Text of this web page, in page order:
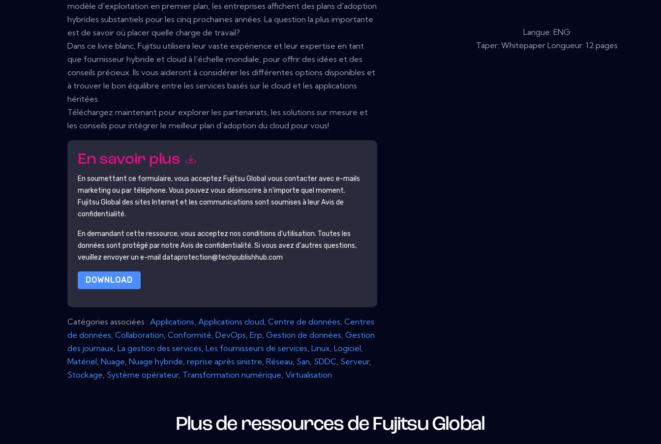
modèle d'exploitation en premier plan, les entreprises affichent des plans d'adoption
hybrides substantiels pour les cinq prochaines années. La question la plus importante
est de savoir où placer quelle charge de travail?
Dans ce livre blanc, Fujitsu utilisera leur vaste expérience et leur expertise en tant
que fournisseur hybride et cloud à l'échelle mondiale, pour offrir des idées et des
conseils précieux. Ils vous aideront à considérer les différentes options disponibles et
à trouver le bon équilibre entre les services basés sur le cloud et les applications
héritées.
Téléchargez maintenant pour explorer les partenariats, les solutions sur mesure et
les conseils pour intégrer le meilleur plan d'adoption du cloud pour vous!
En savoir plus
En soumettant ce formulaire, vous acceptez Fujitsu Global vous contacter avec e-mails
marketing ou par téléphone. Vous pouvez vous désinscrire à n'importe quel moment.
Fujitsu Global des sites Internet et les communications sont soumises à leur Avis de
confidentialité.
En demandant cette ressource, vous acceptez nos conditions d'utilisation. Toutes les
données sont protégé par notre Avis de confidentialité. Si vous avez d'autres questions,
veuillez envoyer un e-mail dataprotection@techpublishhub.com
DOWNLOAD
Catégories associées : Applications Applications cloud Centre de données Centres
de données Collaboration Conformité DevOps Erp Gestion de données Gestion
des journaux La gestion des services Les fournisseurs de services Linux Logiciel
Matériel Nuage Nuage hybride reprise après sinistre Réseau San SDDC Serveur,
Stockage Système opérateur, Transformation numérique Virtualisation
Langue: ENG
Taper: Whitepaper Longueur: 12 pages
Plus de ressources de Fujitsu Global